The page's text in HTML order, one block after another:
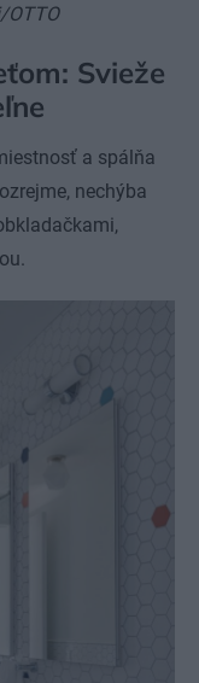
OTTO
Svieže
a spálňa
nechýba